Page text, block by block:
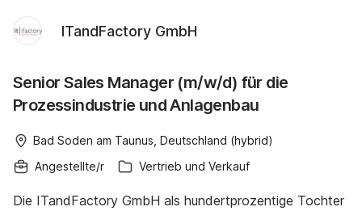
ITandFactory GmbH
Senior Sales Manager (m/w/d) für die
Prozessindustrie und Anlagenbau
Bad Soden am Taunus, Deutschland (hybrid)
Angestellte/r
Vertrieb und Verkauf
Die ITandFactory GmbH als hundertprozentige Tochter